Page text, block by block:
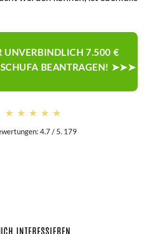
UNVERBINDLICH 7.500 €
BEANTRAGEN! ➤➤➤
★★★★★
★★★★★
4.7 / 5. 179
INTERESSIEREN